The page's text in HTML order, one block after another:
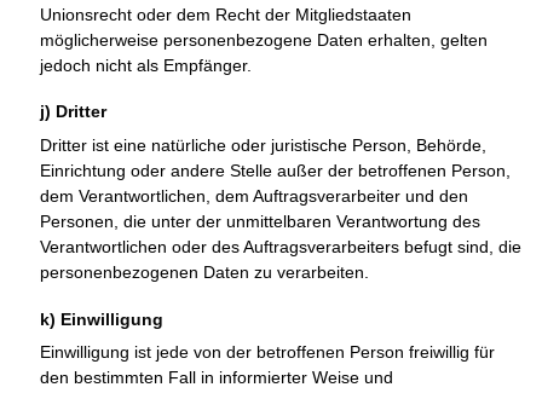
Unionsrecht oder dem Recht der Mitgliedstaaten
möglicherweise personenbezogene Daten erhalten, gelten
jedoch nicht als Empfänger.
j) Dritter
Dritter ist eine natürliche oder juristische Person, Behörde,
Einrichtung oder andere Stelle außer der betroffenen Person,
dem Verantwortlichen, dem Auftragsverarbeiter und den
Personen, die unter der unmittelbaren Verantwortung des
Verantwortlichen oder des Auftragsverarbeiters befugt sind, die
personenbezogenen Daten zu verarbeiten.
k) Einwilligung
Einwilligung ist jede von der betroffenen Person freiwillig für
den bestimmten Fall in informierter Weise und